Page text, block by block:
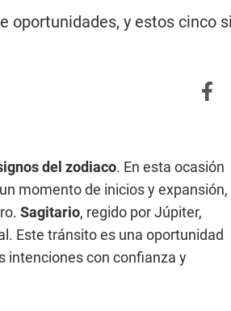
y estos cinco
del zodiaco. En esta ocasión
momento de inicios y expansión,
Sagitario, regido por Júpiter,
Este tránsito es una oportunidad
intenciones con confianza y